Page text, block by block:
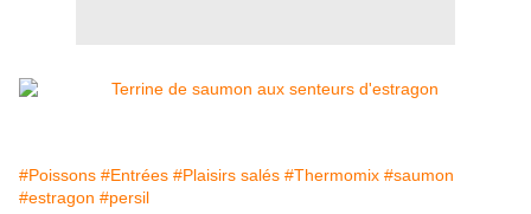
#Poissons #Entrées #Plaisirs salés #Thermomix #saumon
#estragon #persil